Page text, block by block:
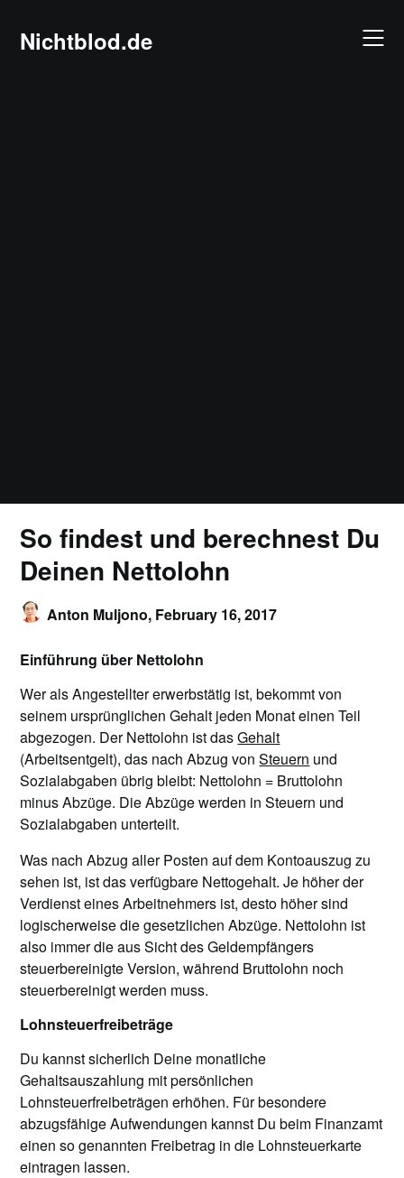
contentNichtblod.de
So findest und berechnest Du
Deinen Nettolohn
Anton Muljono, February 16, 2017
Einführung über Nettolohn
Wer als Angestellter erwerbstätig ist, bekommt von
seinem ursprünglichen Gehalt jeden Monat einen Teil
abgezogen. Der Nettolohn ist dasGehalt
(Arbeitsentgelt), das nach Abzug vonSteuern und
Sozialabgaben übrig bleibt: Nettolohn = Bruttolohn
minus Abzüge. Die Abzüge werden in Steuern und
Sozialabgaben unterteilt.
Was nach Abzug aller Posten auf dem Kontoauszug zu
sehen ist, ist das verfügbare Nettogehalt. Je höher der
Verdienst eines Arbeitnehmers ist, desto höher sind
logischerweise die gesetzlichen Abzüge. Nettolohn ist
also immer die aus Sicht des Geldempfängers
steuerbereinigte Version, während Bruttolohn noch
steuerbereinigt werden muss.
Lohnsteuerfreibeträge
Du kannst sicherlich Deine monatliche
Gehaltsauszahlung mit persönlichen
Lohnsteuerfreibeträgen erhöhen. Für besondere
abzugsfähige Aufwendungen kannst Du beim Finanzamt
einen so genannten Freibetrag in die Lohnsteuerkarte
eintragen lassen.